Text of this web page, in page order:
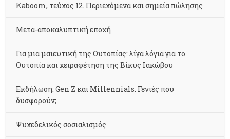
Kaboom, τεύχος 12. Περιεχόμενα και σημεία πώλησης
Μετα-αποκαλυπτική εποχή
Για μια μαιευτική της Ουτοπίας: λίγα λόγια για το
Ουτοπία και χειραφέτηση της Βίκυς Ιακώβου
Εκδήλωση: Gen Z και Millennials. Γενιές που
δυσφορούν;
Ψυχεδελικός σοσιαλισμός